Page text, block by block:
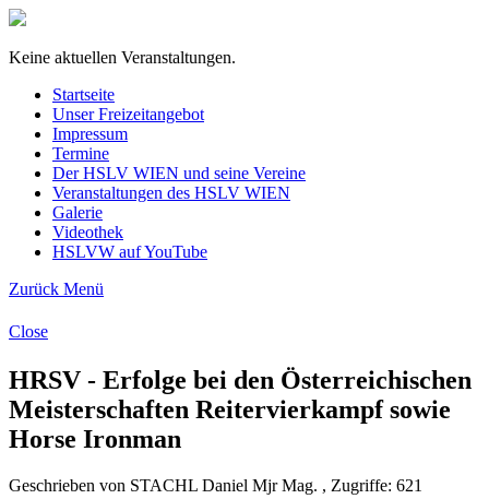
Keine aktuellen Veranstaltungen.
Startseite
Unser Freizeitangebot
Impressum
Termine
Der HSLV WIEN und seine Vereine
Veranstaltungen des HSLV WIEN
Galerie
Videothek
HSLVW auf YouTube
Zurück Menü
Close
HRSV - Erfolge bei den Österreichischen
Meisterschaften Reitervierkampf sowie
Horse Ironman
Geschrieben von STACHL Daniel Mjr Mag. , Zugriffe: 621